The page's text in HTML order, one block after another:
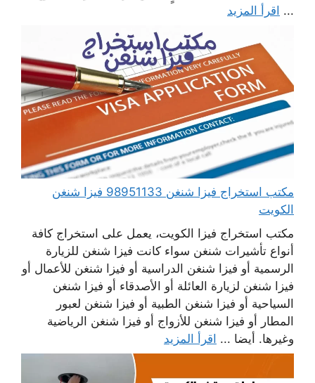
... اقرأ المزيد
مكتب استخراج فيزا شنغن 98951133 فيزا شنغن
الكويت
مكتب استخراج فيزا الكويت، يعمل على استخراج كافة
أنواع تأشيرات شنغن سواء كانت فيزا شنغن للزيارة
الرسمية أو فيزا شنغن الدراسية أو فيزا شنغن للأعمال أو
فيزا شنغن لزيارة العائلة أو الأصدقاء أو فيزا شنغن
السياحية أو فيزا شنغن الطبية أو فيزا شنغن لعبور
المطار أو فيزا شنغن للأزواج أو فيزا شنغن الرياضية
وغيرها. أيضا ... اقرأ المزيد